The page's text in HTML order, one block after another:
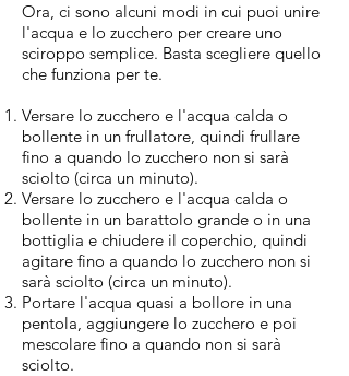
Ora, ci sono alcuni modi in cui puoi unire
l'acqua e lo zucchero per creare uno
sciroppo semplice. Basta scegliere quello
che funziona per te.
Versare lo zucchero e l'acqua calda o
bollente in un frullatore, quindi frullare
fino a quando lo zucchero non si sarà
sciolto (circa un minuto).
Versare lo zucchero e l'acqua calda o
bollente in un barattolo grande o in una
bottiglia e chiudere il coperchio, quindi
agitare fino a quando lo zucchero non si
sarà sciolto (circa un minuto).
Portare l'acqua quasi a bollore in una
pentola, aggiungere lo zucchero e poi
mescolare fino a quando non si sarà
sciolto.